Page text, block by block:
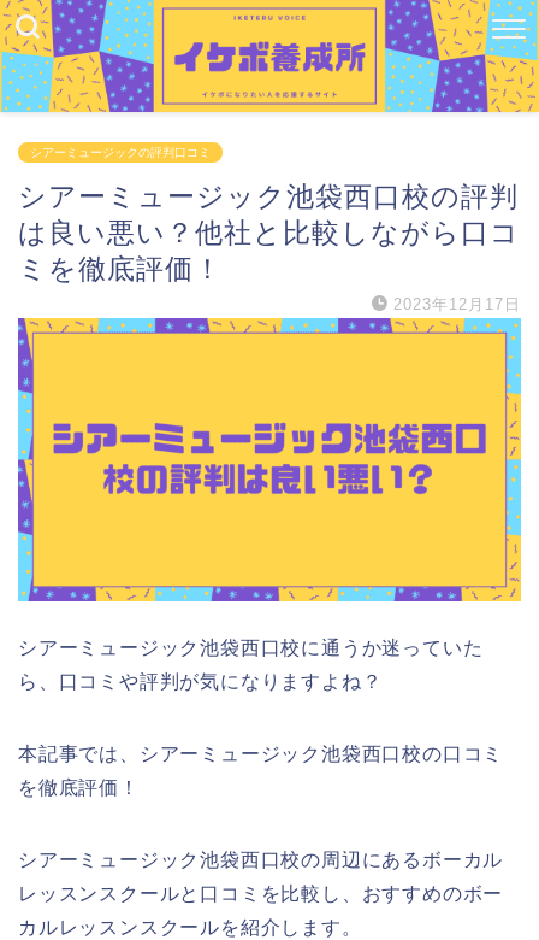
シアーミュージックの評判口コミ
シアーミュージック池袋西口校の評判
は良い悪い？他社と比較しながら口コ
ミを徹底評価！
2023年12月17日
シアーミュージック池袋西口校に通うか迷っていた
ら、口コミや評判が気になりますよね？
本記事では、シアーミュージック池袋西口校の口コミ
を徹底評価！
シアーミュージック池袋西口校の周辺にあるボーカル
レッスンスクールと口コミを比較し、おすすめのボー
カルレッスンスクールを紹介します。